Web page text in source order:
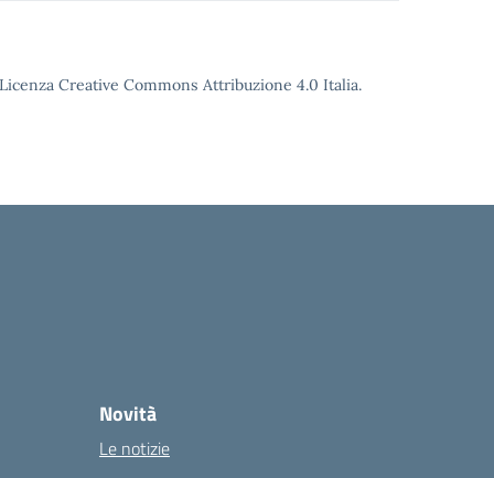
Creative Commons Attribuzione 4.0 Italia.
Novità
Le notizie